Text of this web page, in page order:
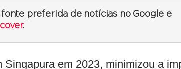
fonte preferida de notícias no Google e
.
Singapura em 2023, minimizou a